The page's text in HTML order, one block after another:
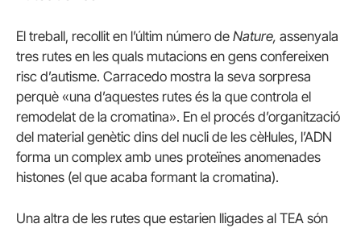
El treball, recollit en l’últim número de Nature, assenyala
tres rutes en les quals mutacions en gens confereixen
risc d’autisme. Carracedo mostra la seva sorpresa
perquè «una d’aquestes rutes és la que controla el
remodelat de la cromatina». En el procés d’organització
del material genètic dins del nucli de les cèl·lules, l’ADN
forma un complex amb unes proteïnes anomenades
histones (el que acaba formant la cromatina).
Una altra de les rutes que estarien lligades al TEA són